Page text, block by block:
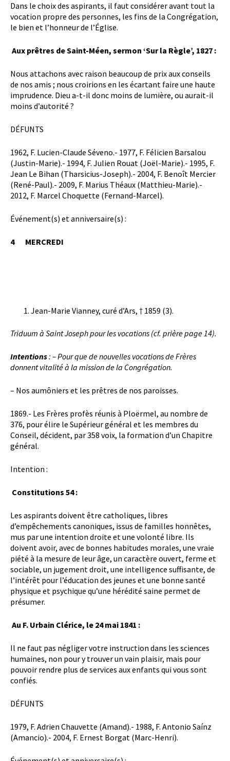
Dans le choix des aspirants, il faut considérer avant tout la
vocation propre des personnes, les fins de la Congrégation,
le bien et l’honneur de l’Église.
Aux prêtres de Saint-Méen, sermon ‘Sur la Règle’, 1827 :
Nous attachons avec raison beaucoup de prix aux conseils
de nos amis ; nous croirions en les écartant faire une haute
imprudence. Dieu a-t-il donc moins de lumière, ou aurait-il
moins d’autorité ?
DÉFUNTS
1962, F. Lucien-Claude Séveno.- 1977, F. Félicien Barsalou
(Justin-Marie).- 1994, F. Julien Rouat (Joël-Marie).- 1995, F.
Jean Le Bihan (Tharsicius-Joseph).- 2004, F. Benoît Mercier
(René-Paul).- 2009, F. Marius Théaux (Matthieu-Marie).-
2012, F. Marcel Choquette (Fernand-Marcel).
Événement(s) et anniversaire(s) :
4 MERCREDI
Jean-Marie Vianney, curé d’Ars, † 1859 (3).
Triduum à Saint Joseph pour les vocations (cf. prière page 14).
Intentions: – Pour que de nouvelles vocations de Frères
donnent vitalité à la mission de la Congrégation.
– Nos aumôniers et les prêtres de nos paroisses.
1869.- Les Frères profès réunis à Ploërmel, au nombre de
376, pour élire le Supérieur général et les membres du
Conseil, décident, par 358 voix, la formation d’un Chapitre
général.
Intention :
Constitutions 54 :
Les aspirants doivent être catholiques, libres
d’empêchements canoniques, issus de familles honnêtes,
mus par une intention droite et une volonté libre. Ils
doivent avoir, avec de bonnes habitudes morales, une vraie
piété à la mesure de leur âge, un caractère ouvert, ferme et
sociable, un jugement droit, une intelligence suffisante, de
l’intérêt pour l’éducation des jeunes et une bonne santé
physique et psychique qu’une hérédité saine permet de
présumer.
Au F. Urbain Clérice, le 24 mai 1841 :
Il ne faut pas négliger votre instruction dans les sciences
humaines, non pour y trouver un vain plaisir, mais pour
pouvoir rendre plus de services aux enfants qui vous sont
confiés.
DÉFUNTS
1979, F. Adrien Chauvette (Amand).- 1988, F. Antonio Saínz
(Amancio).- 2004, F. Ernest Borgat (Marc-Henri).